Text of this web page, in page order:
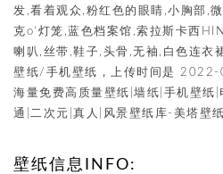
发,看着观众,粉红色的眼睛,小胸部,
克o’灯笼,蓝色档案馆,索拉斯卡西
喇叭,丝带,鞋子,头骨,无袖,白色连衣
壁纸/手机壁纸，上传时间是 2022-
海量免费高质量壁纸|墙纸|手机壁
通|二次元|真人|风景壁纸库-美塔壁纸
壁纸信息INFO: